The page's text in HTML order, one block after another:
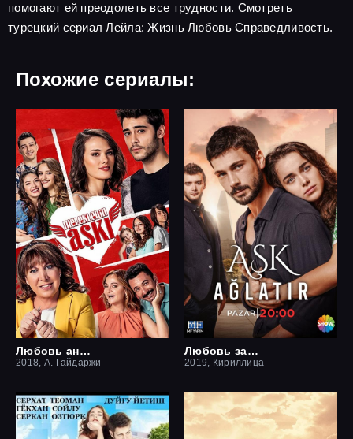
помогают ей преодолеть все трудности. Смотреть
турецкий сериал Лейла: Жизнь Любовь Справедливость.
Похожие сериалы:
Любовь ангелов
2018, А. Гайдаржи
Любовь заставит плакать
2019, Кириллица